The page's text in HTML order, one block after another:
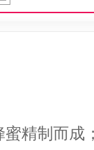
精制而成